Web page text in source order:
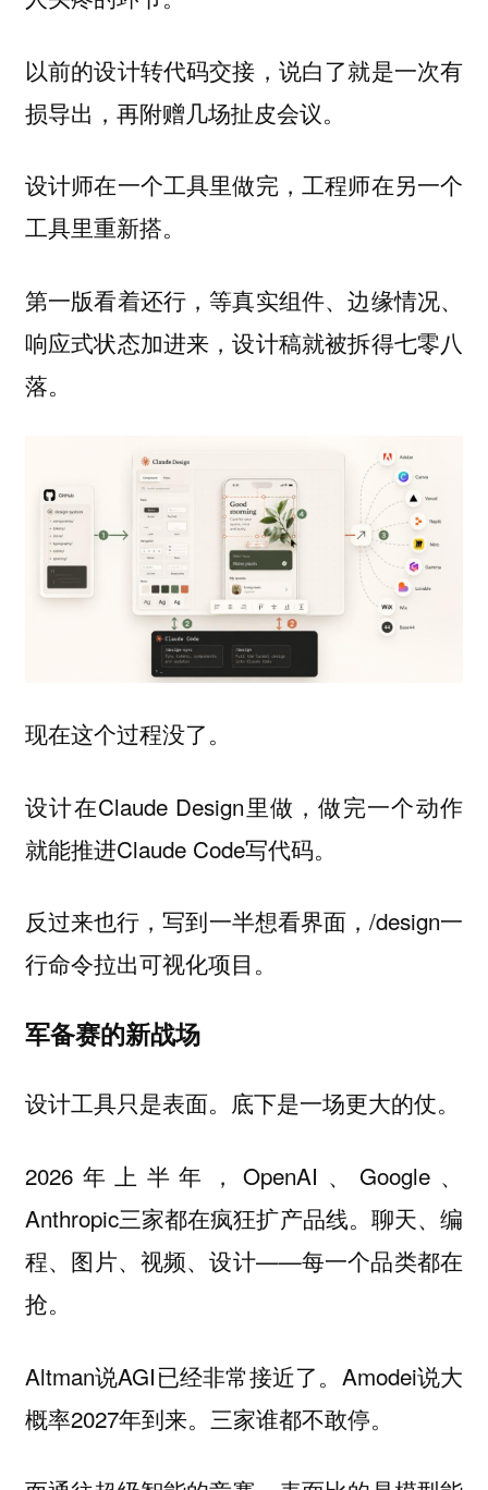
以前的设计转代码交接，说白了就是一次有
损导出，再附赠几场扯皮会议。
设计师在一个工具里做完，工程师在另一个
工具里重新搭。
第一版看着还行，等真实组件、边缘情况、
响应式状态加进来，设计稿就被拆得七零八
落。
现在这个过程没了。
设计在Claude Design里做，做完一个动作
就能推进Claude Code写代码。
反过来也行，写到一半想看界面，/design一
行命令拉出可视化项目。
军备赛的新战场
设计工具只是表面。底下是一场更大的仗。
2026年上半年，OpenAI、Google、
Anthropic三家都在疯狂扩产品线。聊天、编
程、图片、视频、设计——每一个品类都在
抢。
Altman说AGI已经非常接近了。Amodei说大
概率2027年到来。三家谁都不敢停。